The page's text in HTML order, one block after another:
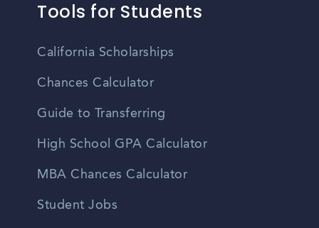
Tools for Students
California Scholarships
Chances Calculator
Guide to Transferring
High School GPA Calculator
MBA Chances Calculator
Student Jobs